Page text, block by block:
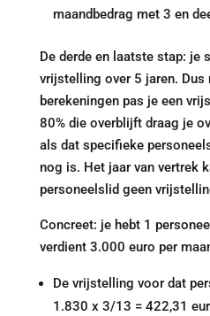
maandbedrag met 3 en
De derde en laatste stap: je
vrijstelling over 5 jaren. Dus
berekeningen pas je een
80% die overblijft draag je
als dat specifieke
nog is. Het jaar van vertrek
personeelslid geen
Concreet: je hebt 1
verdient 3.000 euro per
De vrijstelling voor dat
1.830 x 3/13 = 422,31